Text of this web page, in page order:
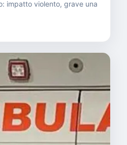
impatto violento, grave una